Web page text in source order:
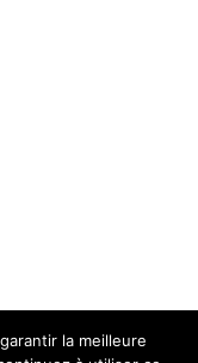
la meilleure